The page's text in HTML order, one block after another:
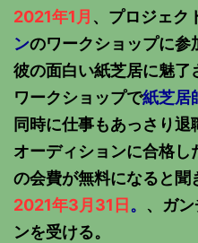
2021年1月 、プロジェク
ンのワークショップに参
彼の面白い紙芝居に魅
ワークショップで紙芝居
同時に仕事もあっさり退
オーディションに合格し
の会費が無料になると聞
2021年3月31日 。 、ガ
ンを受ける。